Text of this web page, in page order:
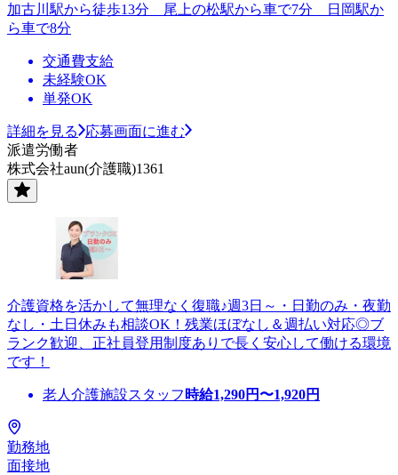
加古川駅から徒歩13分 尾上の松駅から車で7分 日岡駅か
ら車で8分
交通費支給
未経験OK
単発OK
詳細を見る
応募画面に進む
派遣労働者
株式会社aun(介護職)1361
介護資格を活かして無理なく復職♪週3日～・日勤のみ・夜勤
なし・土日休みも相談OK！残業ほぼなし＆週払い対応◎ブ
ランク歓迎、正社員登用制度ありで長く安心して働ける環境
です！
老人介護施設スタッフ 時給1,290円〜1,920円
勤務地
面接地